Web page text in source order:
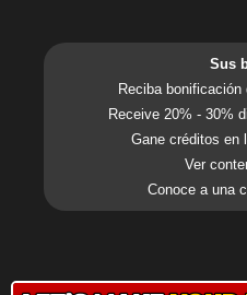
Sus
Reciba
Receive 20% - 30%
Gane créditos en
Ver
Conoce a una